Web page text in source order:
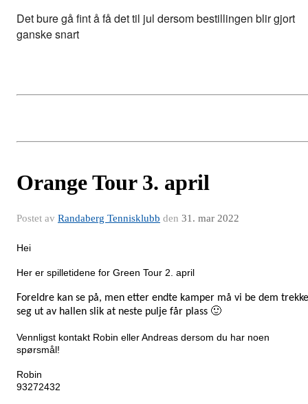
Det bure gå fint å få det til jul dersom bestillingen blir gjort
ganske snart
Orange Tour 3. april
Postet av Randaberg Tennisklubb den 31. mar 2022
Hei
Her er spilletidene for Green Tour 2. april
Foreldre kan se på, men etter endte kamper må vi be dem trekke
seg ut av hallen slik at neste pulje får plass 🙂
Vennligst kontakt Robin eller Andreas dersom du har noen
spørsmål!
Robin
93272432